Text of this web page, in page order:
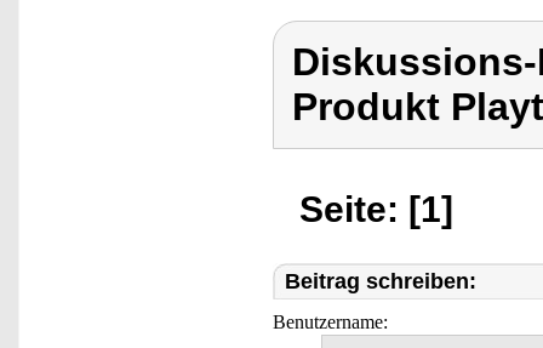
Produkt
Seite: [1]
Beitrag schreiben:
Benutzername: